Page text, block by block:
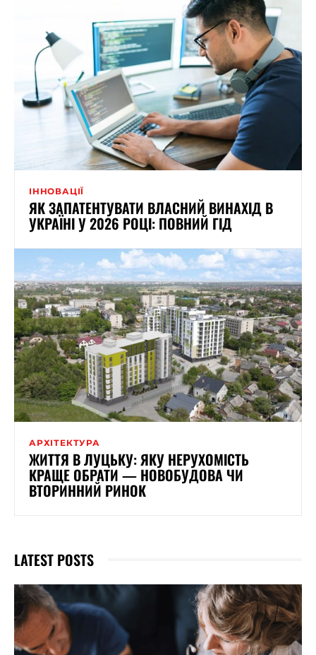
ІННОВАЦІЇ
ЯК ЗАПАТЕНТУВАТИ ВЛАСНИЙ ВИНАХІД В
УКРАЇНІ У 2026 РОЦІ: ПОВНИЙ ГІД
АРХІТЕКТУРА
ЖИТТЯ В ЛУЦЬКУ: ЯКУ НЕРУХОМІСТЬ
КРАЩЕ ОБРАТИ — НОВОБУДОВА ЧИ
ВТОРИННИЙ РИНОК
LATEST POSTS